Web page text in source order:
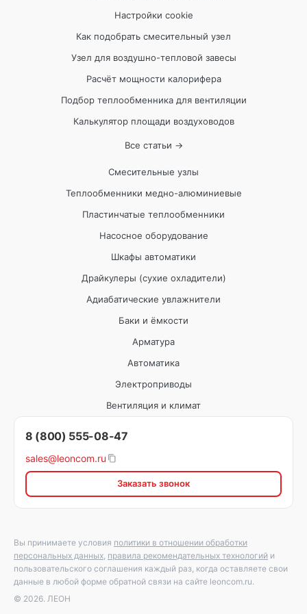
Настройки cookie
Как подобрать смесительный узел
Узел для воздушно-тепловой завесы
Расчёт мощности калорифера
Подбор теплообменника для вентиляции
Калькулятор площади воздуховодов
Все статьи →
Смесительные узлы
Теплообменники медно-алюминиевые
Пластинчатые теплообменники
Насосное оборудование
Шкафы автоматики
Драйкулеры (сухие охладители)
Адиабатические увлажнители
Баки и ёмкости
Арматура
Автоматика
Электроприводы
Вентиляция и климат
8 (800) 555-08-47
sales@leoncom.ru
Заказать звонок
Вы принимаете условия политики в отношении обработки
персональных данных правила рекомендательных технологий и
пользовательского соглашения каждый раз, когда оставляете свои
данные в любой форме обратной связи на сайте leoncom.ru.
© 2026. ЛЕОН